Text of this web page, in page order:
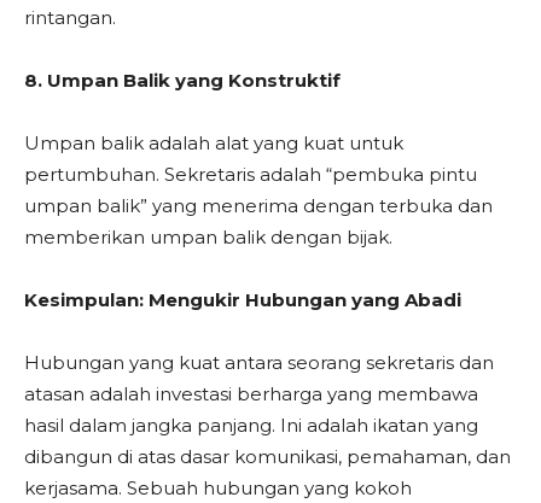
rintangan.
8. Umpan Balik yang Konstruktif
Umpan balik adalah alat yang kuat untuk
pertumbuhan. Sekretaris adalah “pembuka pintu
umpan balik” yang menerima dengan terbuka dan
memberikan umpan balik dengan bijak.
Kesimpulan: Mengukir Hubungan yang Abadi
Hubungan yang kuat antara seorang sekretaris dan
atasan adalah investasi berharga yang membawa
hasil dalam jangka panjang. Ini adalah ikatan yang
dibangun di atas dasar komunikasi, pemahaman, dan
kerjasama. Sebuah hubungan yang kokoh